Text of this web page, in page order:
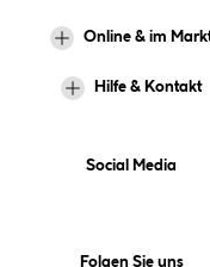
Online & im
Hilfe & Kontakt
Social Media
Folgen Sie uns